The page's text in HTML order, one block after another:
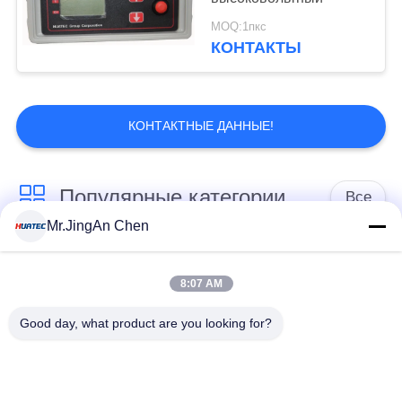
MOQ:1пкс
КОНТАКТЫ
КОНТАКТНЫЕ ДАННЫЕ!
Популярные категории Все
Ультразвуковой
Ультразвуковой
толщиномер
Толщиномер
Портативный
Mr.JingAn Chen
8:07 AM
Good day, what product are you looking for?